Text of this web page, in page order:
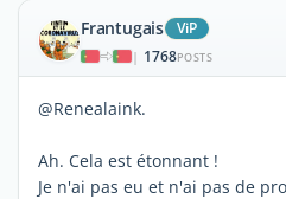
Frantugais ViP
| 1768POSTS
@Renealaink.
Ah. Cela est étonnant !
Je n'ai pas eu et n'ai pas de